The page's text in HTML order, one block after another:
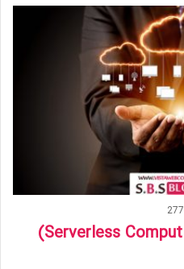
277
محاسبات بدون سرور (Serverless Computing)